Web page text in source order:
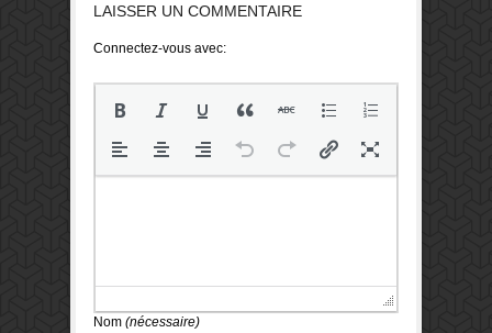
LAISSER UN COMMENTAIRE
Connectez-vous avec:
Nom (nécessaire)